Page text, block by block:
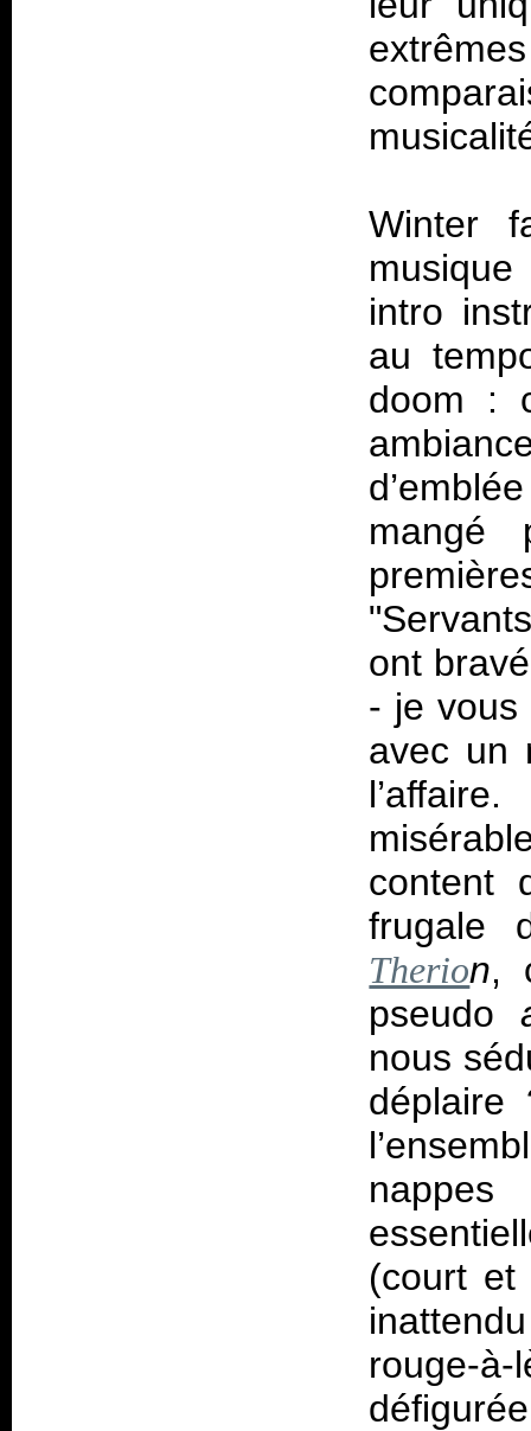
Winter
intro
au
doom :
mangé
ont
- je vous
avec un
content
frugale
Therion,
pseudo
nous
déplaire
(court et
rouge-à-